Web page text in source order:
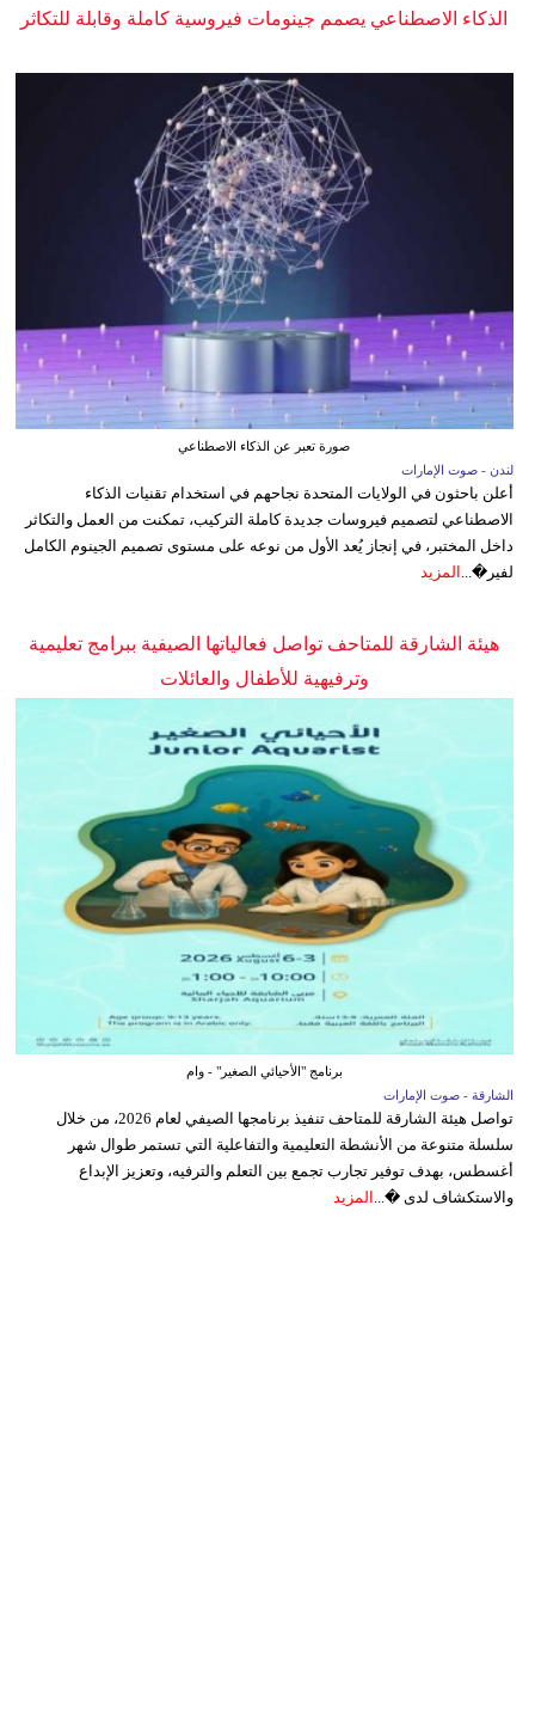
الذكاء الاصطناعي يصمم جينومات فيروسية كاملة وقابلة للتكاثر
صورة تعبر عن الذكاء الاصطناعي
لندن - صوت الإمارات
أعلن باحثون في الولايات المتحدة نجاحهم في استخدام تقنيات الذكاء
الاصطناعي لتصميم فيروسات جديدة كاملة التركيب، تمكنت من العمل والتكاثر
داخل المختبر، في إنجاز يُعد الأول من نوعه على مستوى تصميم الجينوم الكامل
لفير�...
المزيد
هيئة الشارقة للمتاحف تواصل فعالياتها الصيفية ببرامج تعليمية
وترفيهية للأطفال والعائلات
برنامج "الأحيائي الصغير" - وام
الشارقة - صوت الإمارات
تواصل هيئة الشارقة للمتاحف تنفيذ برنامجها الصيفي لعام 2026، من خلال
سلسلة متنوعة من الأنشطة التعليمية والتفاعلية التي تستمر طوال شهر
أغسطس، بهدف توفير تجارب تجمع بين التعلم والترفيه، وتعزيز الإبداع
والاستكشاف لدى �... المزيد